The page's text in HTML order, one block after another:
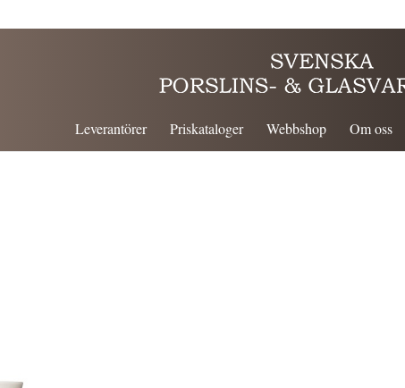
Leverantörer Priskataloger Webbshop Om oss